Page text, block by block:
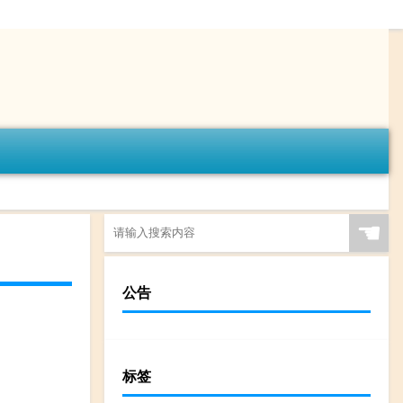
☚
公告
标签